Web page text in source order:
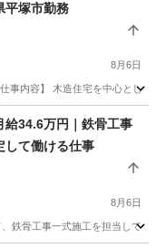
平塚市勤務
8月6日
事内容】 木造住宅を中心と
給34.6万円｜鉄骨工事
して働ける仕事
8月6日
鉄骨工事一式施工を担当して